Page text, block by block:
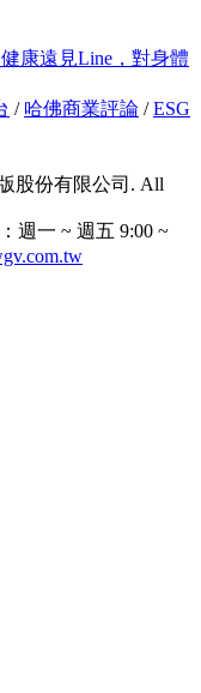
康遠見Line，對身體
/ 哈佛商業評論 /ESG
股份有限公司. All
週一 ~ 週五 9:00 ~